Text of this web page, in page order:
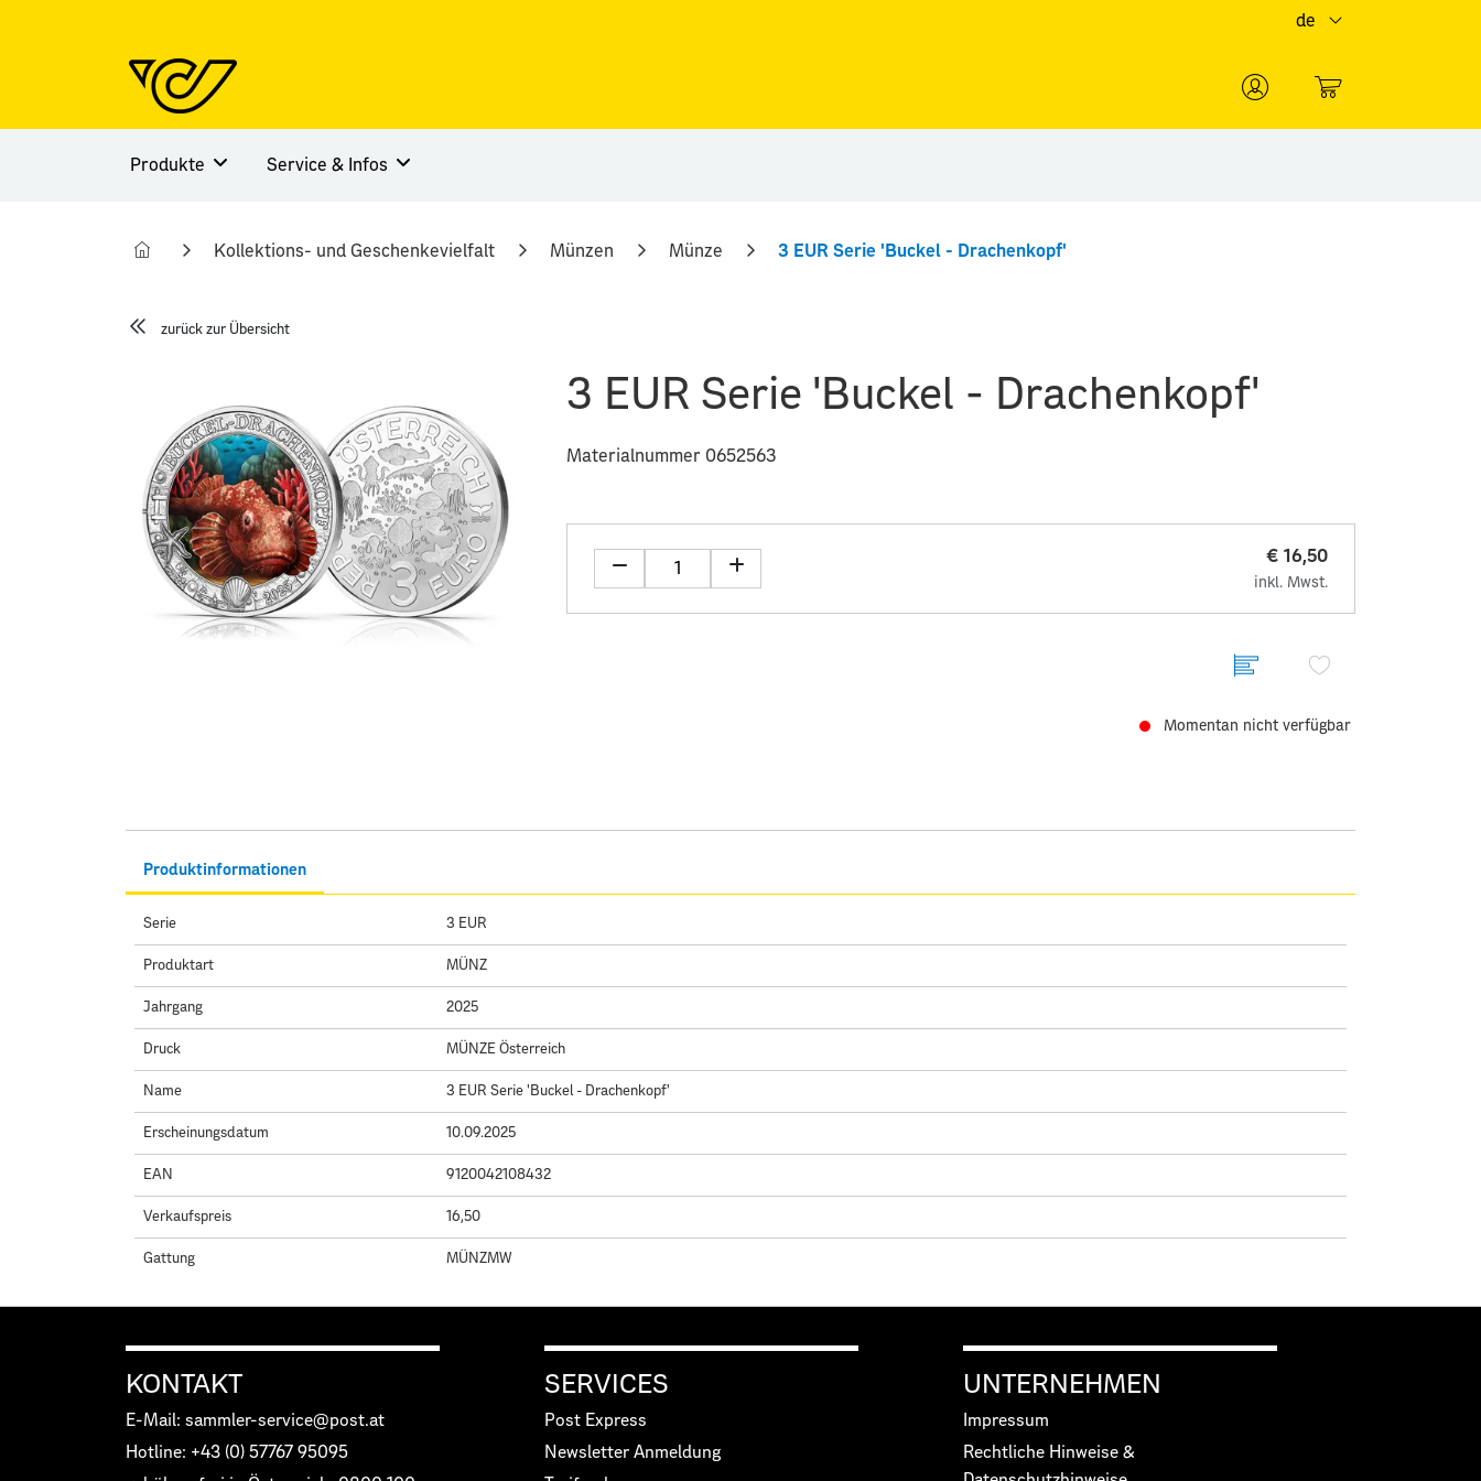
de
Produkte Service & Infos
Kollektions- und Geschenkevielfalt Münzen Münze 3 EUR Serie 'Buckel - Drachenkopf'
zurück zur Übersicht
3 EUR Serie 'Buckel - Drachenkopf'
Materialnummer 0652563
€ 16,50
inkl. Mwst.
Momentan nicht verfügbar
Produktinformationen
Serie 3 EUR
Produktart MÜNZ
Jahrgang 2025
Druck MÜNZE Österreich
Name 3 EUR Serie 'Buckel - Drachenkopf'
Erscheinungsdatum 10.09.2025
EAN 9120042108432
Verkaufspreis 16,50
Gattung MÜNZMW
KONTAKT
E-Mail: sammler-service@post.at
Hotline: +43 (0) 57767 95095
SERVICES
Post Express
Newsletter Anmeldung
UNTERNEHMEN
Impressum
Rechtliche Hinweise &